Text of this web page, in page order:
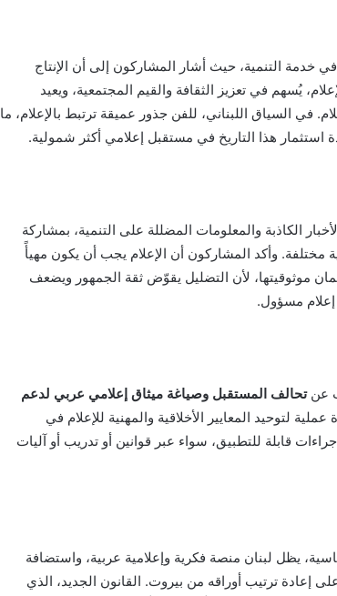
التنمية، حيث أشار المشاركون إلى أن الإنتاج
يُسهم في تعزيز الثقافة والقيم المجتمعية، ويعيد
في السياق اللبناني، للفن جذور عميقة ترتبط بالإعلام، ما
استثمار هذا التاريخ في مستقبل إعلامي أكثر شمولية.
الكاذبة والمعلومات المضللة على التنمية، بمشاركة
مختلفة. وأكد المشاركون أن الإعلام يجب أن يكون مهيأً
موثوقيتها، لأن التضليل يقوّض ثقة الجمهور ويضعف
إعلام مسؤول.
عنتحالف المستقبل وصياغة ميثاق إعلامي عربي لدعم
لتوحيد المعايير الأخلاقية والمهنية للإعلام في
قابلة للتطبيق، سواء عبر قوانين أو تدريب أو آليات
يظل لبنان منصة فكرية وإعلامية عربية، واستضافة
إعادة ترتيب أوراقه من بيروت. القانون الجديد، الذي